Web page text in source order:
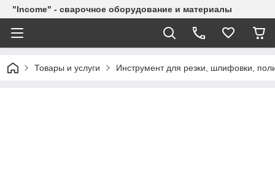
"Income" - сварочное оборудование и материалы
Товары и услуги Инструмент для резки, шлифовки,